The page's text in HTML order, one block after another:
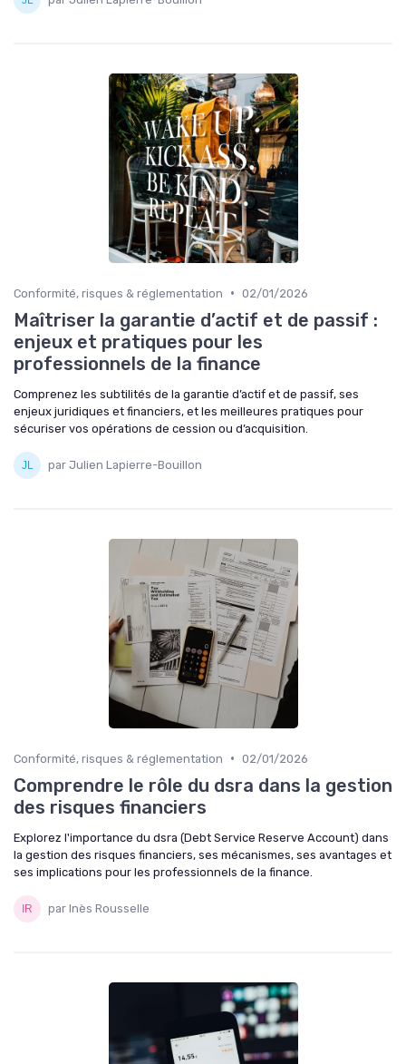
Conformité, risques & réglementation • 02/01/2026
Maîtriser la garantie d’actif et de passif :
enjeux et pratiques pour les
professionnels de la finance
Comprenez les subtilités de la garantie d’actif et de passif, ses
enjeux juridiques et financiers, et les meilleures pratiques pour
sécuriser vos opérations de cession ou d’acquisition.
par Julien Lapierre-Bouillon
Conformité, risques & réglementation • 02/01/2026
Comprendre le rôle du dsra dans la gestion
des risques financiers
Explorez l'importance du dsra (Debt Service Reserve Account) dans
la gestion des risques financiers, ses mécanismes, ses avantages et
ses implications pour les professionnels de la finance.
par Inès Rousselle